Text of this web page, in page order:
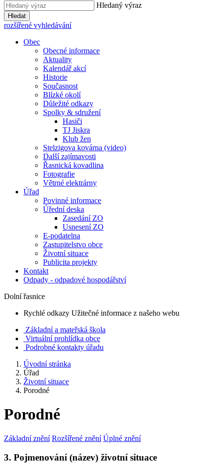
Hledaný výraz
Hledat
rozšířené vyhledávání
Obec
Obecné informace
Aktuality
Kalendář akcí
Historie
Současnost
Blízké okolí
Důležité odkazy
Spolky & sdružení
Hasiči
TJ Jiskra
Klub žen
Stelzigova kovárna (video)
Další zajímavosti
Řasnická kovadlina
Fotografie
Větrné elektrárny
Úřad
Povinné informace
Úřední deska
Zasedání ZO
Usnesení ZO
E-podatelna
Zastupitelstvo obce
Životní situace
Publicita projekty
Kontakt
Odpady - odpadové hospodářství
Dolní řasnice
Rychlé odkazy Užitečné informace z našeho webu
Základní a mateřská škola
Virtuální prohlídka obce
Podrobné kontakty úřadu
Úvodní stránka
Úřad
Životní situace
Porodné
Porodné
Základní znění Rozšířené znění Úplné znění
3. Pojmenování (název) životní situace